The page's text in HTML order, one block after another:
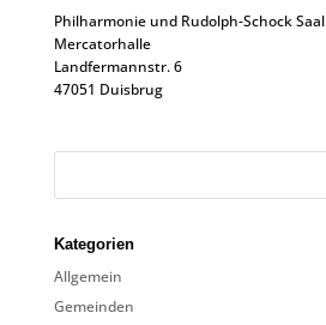
Philharmonie und Rudolph-Schock Saal
Mercatorhalle
Landfermannstr. 6
47051 Duisbrug
Kategorien
Allgemein
Gemeinden